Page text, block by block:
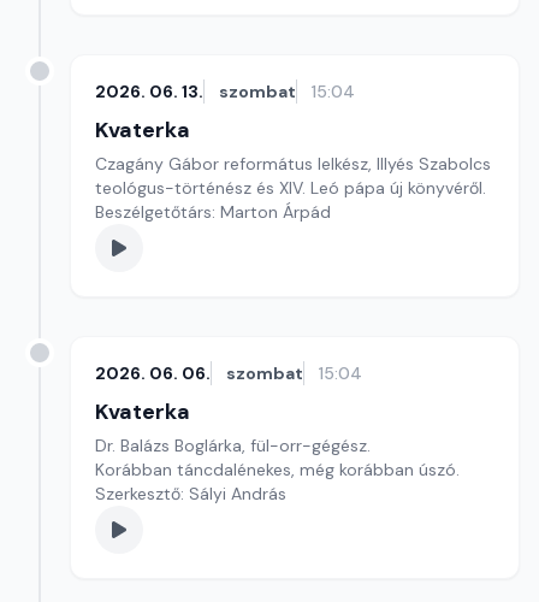
2026. 06. 13. szombat 15:04
Kvaterka
Czagány Gábor református lelkész, Illyés Szabolcs
teológus-történész és XIV. Leó pápa új könyvéről.
Beszélgetőtárs: Marton Árpád
2026. 06. 06. szombat 15:04
Kvaterka
Dr. Balázs Boglárka, fül-orr-gégész.
Korábban táncdalénekes, még korábban úszó.
Szerkesztő: Sályi András